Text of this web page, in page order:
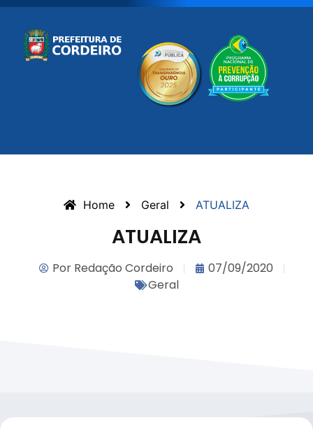
Home Geral ATUALIZA
ATUALIZA
Por Redação Cordeiro
07/09/2020
Geral